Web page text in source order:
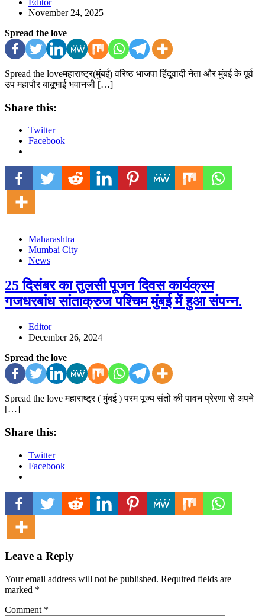
Editor
November 24, 2025
Spread the love
Spread the loveमहाराष्ट्र(मुंबई) वरिष्ठ भाजपा हिंदूवादी नेता और मुंबई के पूर्व
उप महापौर बाबूभाई भवानजी […]
Share this:
Twitter
Facebook
Maharashtra
Mumbai City
News
25 दिसंबर का तुलसी पूजन दिवस कार्यक्रम
गजधरबांध सांताक्रुज पश्चिम मुंबई में हुआ संपन्न.
Editor
December 26, 2024
Spread the love
Spread the love महाराष्ट्र ( मुंबई ) परम पूज्य संतों की पावन प्रेरणा से अपने
[…]
Share this:
Twitter
Facebook
Leave a Reply
Your email address will not be published. Required fields are
marked *
Comment *